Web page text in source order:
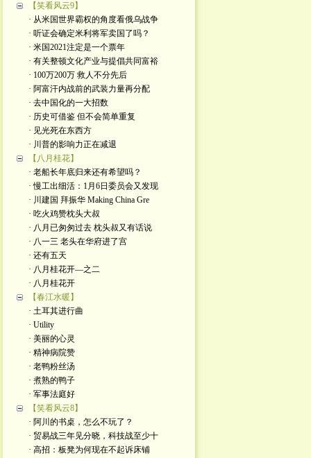
【笑看风云9】
· 从米国世界霸权的角度看俄乌战争
· 听证会确定米利将军卖国了吗？
· 米国2021注定是一个票年
· 有关整顿文化产业与提倡共同富裕
· 100万200万 救人不分先后
· 阿富汗内战前的武装力量再分配
· 去中国化的一大招数
· 历史可借鉴 但不会简单重复
· 见光死在东西方
· 川普的影响力正在减退
【八月桂花】
· 老船长年底归来还有希望吗？
· 慢工出细活：1月6日委员会又发现
· 川建国 拜振华 Making China Gre
· 吃火鸡赞枕头大叔
· 八月已匆匆过去 枕头叔又有话说
· 八一三 老头在华府进了宫
· 还有五天
· 八月桂花开—之二
· 八月桂花开
【春江水暖】
· 土耳其进行曲
· Utility
· 美丽的心灵
· 精神病院赞
· 老鸭粉丝汤
· 煮熟的鸭子
· 军事法庭好
【笑看风云8】
· 阿川的书桌，怎么不玩了？
· 贸易战三年见分晓，科技战至少十
· 高招：板凳为何现在不起诉床铺